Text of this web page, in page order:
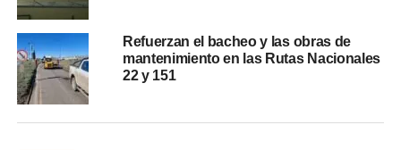
Refuerzan el bacheo y las obras de
mantenimiento en las Rutas Nacionales
22 y 151